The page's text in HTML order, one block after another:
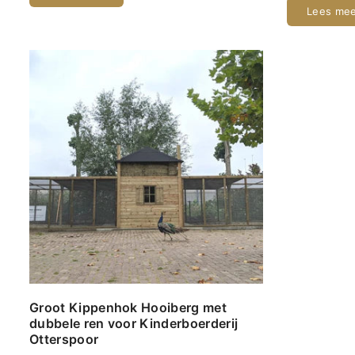
Lees
Groot Kippenhok Hooiberg met
dubbele ren voor Kinderboerderij
Otterspoor